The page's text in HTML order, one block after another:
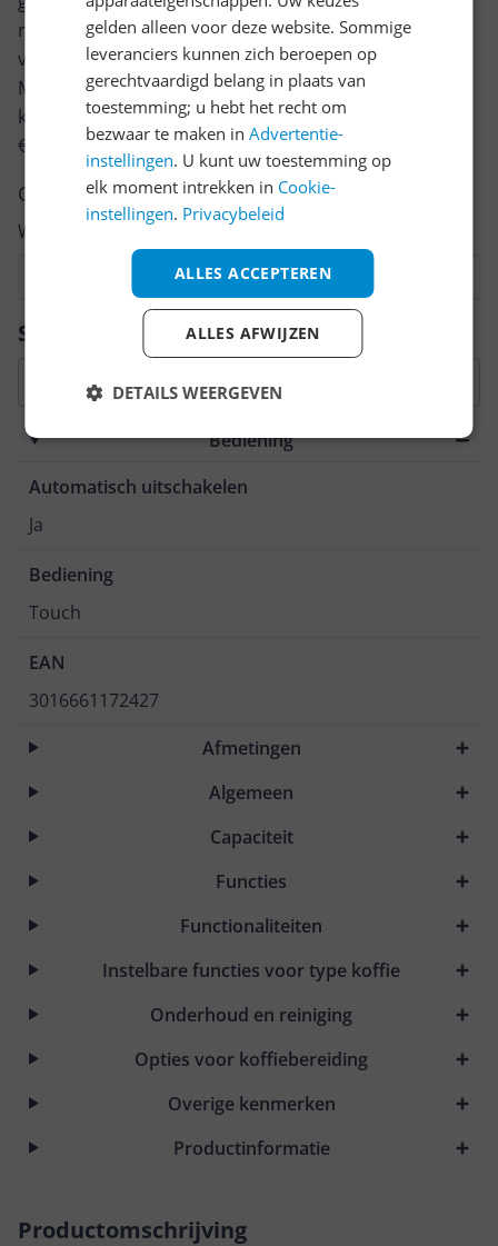
Specificaties
Bediening
Automatisch uitschakelen
Ja
Bediening
Touch
EAN
3016661172427
Afmetingen
Algemeen
Capaciteit
Functies
Functionaliteiten
Instelbare functies voor type koffie
Onderhoud en reiniging
Opties voor koffiebereiding
Overige kenmerken
Productinformatie
Productomschrijving
review. Afhankelijk van de details duurt het schrijven
van een review gemiddeld tussen de 3 en 10 minuten.
Met jouw mening help je andere bezoekers een betere
keuze te maken én maak je iedere maand kans op
€250,-!
Klik hier voor de actievoorwaarden.
Cijfer
Welk cijfer geef jij dit product?
7
6
5
4
gelden alleen voor deze website. Sommige
leveranciers kunnen zich beroepen op
gerechtvaardigd belang in plaats van
toestemming; u hebt het recht om
bezwaar te maken inAdvertentie-
instellingen. U kunt uw toestemming op
elk moment intrekken in Cookie-
instellingen. Privacybeleid
ALLES ACCEPTEREN
ALLES AFWIJZEN
DETAILS WEERGEVEN